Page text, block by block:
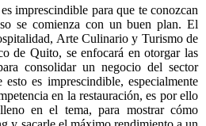
imprescindible para que te conozcan
se comienza con un buen plan. El
Arte Culinario y Turismo de
de Quito, se enfocará en otorgar las
consolidar un negocio del sector
esto es imprescindible, especialmente
en la restauración, es por ello
en el tema, para mostrar cómo